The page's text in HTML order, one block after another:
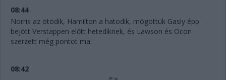
08:44
Norris az ötödik, Hamilton a hatodik, mögöttük Gasly épp
bejött Verstappen előtt hetediknek, és Lawson és Ocon
szerzett még pontot ma.
08:42